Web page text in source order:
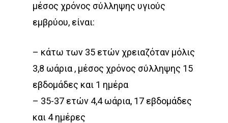
μέσος χρόνος σύλληψης υγιούς
εμβρύου, είναι:
– κάτω των 35 ετών χρειαζόταν μόλις
3,8 ωάρια , μέσος χρόνος σύλληψης 15
εβδομάδες και 1 ημέρα
– 35-37 ετών 4,4 ωάρια, 17 εβδομάδες
και 4 ημέρες